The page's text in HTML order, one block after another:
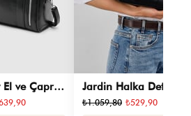
ve Çapraz
Jardin Halka Detaylı
ve Çapraz Çanta
₺1.059,80 ₺529,90